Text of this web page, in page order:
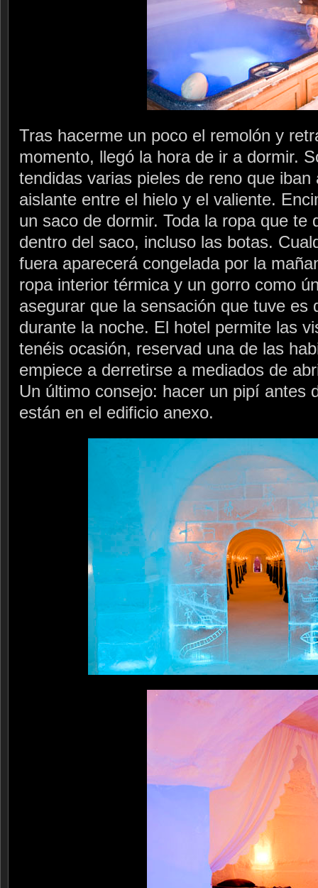
Tras hacerme un poco el remolón y
momento, llegó la hora de ir a dormir.
tendidas varias pieles de reno que
aislante entre el hielo y el valiente.
un saco de dormir. Toda la ropa que te
dentro del saco, incluso las botas.
fuera aparecerá congelada por la
ropa interior térmica y un gorro como
asegurar que la sensación que tuve es
durante la noche. El hotel permite las
tenéis ocasión, reservad una de las
empiece a derretirse a mediados de
Un último consejo: hacer un pipí antes
están en el edificio anexo.